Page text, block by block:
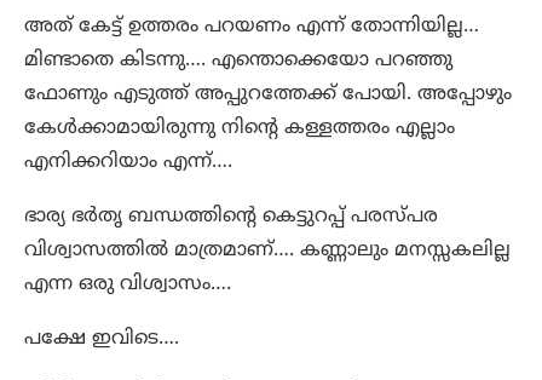
അത് കേട്ട് ഉത്തരം പറയണം എന്ന് തോന്നിയില്ല…
മിണ്ടാതെ കിടന്നു…. എന്തൊക്കെയോ പറഞ്ഞു
ഫോണും എടുത്ത് അപ്പുറത്തേക്ക് പോയി. അപ്പോഴും
കേൾക്കാമായിരുന്നു നിന്റെ കള്ളത്തരം എല്ലാം
എനിക്കറിയാം എന്ന്….
ഭാര്യ ഭർതൃ ബന്ധത്തിന്റെ കെട്ടുറപ്പ് പരസ്പര
വിശ്വാസത്തിൽ മാത്രമാണ്…. കണ്ണാലും മനസ്സകലില്ല
എന്ന ഒരു വിശ്വാസം….
പക്ഷേ ഇവിടെ….